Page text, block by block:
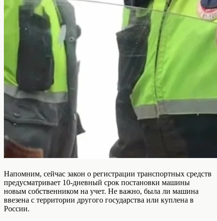
Напомним, сейчас закон о регистрации транспортных средств
предусматривает 10-дневный срок постановки машины
новым собственником на учет. Не важно, была ли машина
ввезена с территории другого государства или куплена в
России.